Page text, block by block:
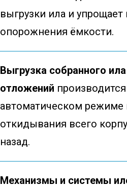
выгрузки ила и упрощает
опорожнения ёмкости.
Выгрузка собранного
отложений
автоматическом режиме
откидывания всего
назад.
Механизмы и системы